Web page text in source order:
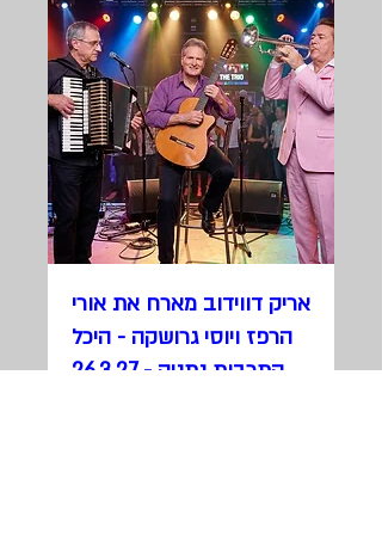
אריק דווידוב מארח את אורי
הרפז ויוסי גרושקה - היכל
התרבות נתניה - 26.3.27